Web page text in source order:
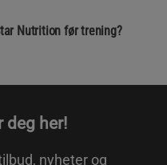
Nutrition før trening?
deg her!
nyheter og